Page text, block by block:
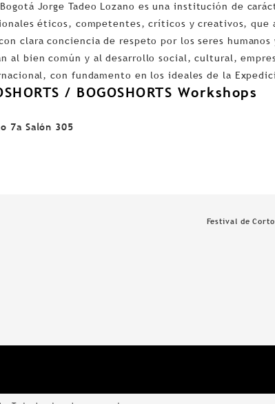
Jorge Tadeo Lozano es una institución de
éticos, competentes, críticos y creativos, que
clara conciencia de respeto por los seres
al bien común y al desarrollo social, cultural,
con fundamento en los ideales de la
/ BOGOSHORTS Workshops
7a Salón 305
Festival de